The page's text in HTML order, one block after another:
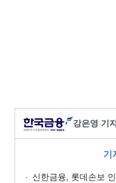
강은영 기
기
신한금융, 롯데손보 인수 검토…